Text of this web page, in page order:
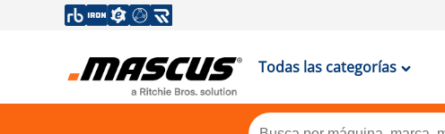
Todas las categorías